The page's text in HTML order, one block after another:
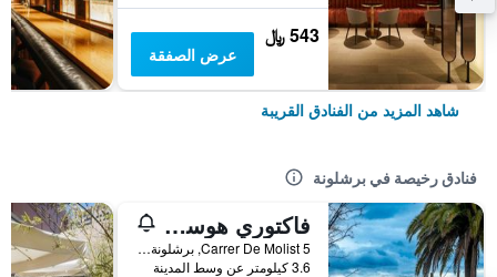
543 ﷼
عرض الصفقة
شاهد المزيد من الفنادق القريبة
فنادق رخيصة في برشلونة
فاكتوري هوستلز بارسيلونا
Carrer De Molist 5, برشلونة, أسبانيا
3.6 كيلومتر عن وسط المدينة